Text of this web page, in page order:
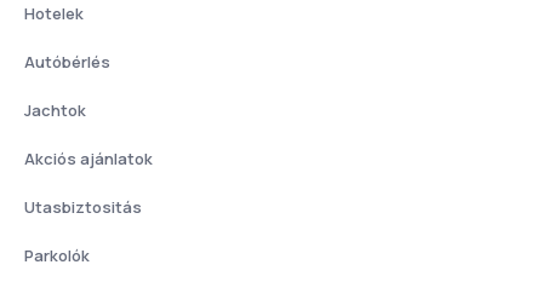
Hotelek
Autóbérlés
Jachtok
Akciós ajánlatok
Utasbiztositás
Parkolók